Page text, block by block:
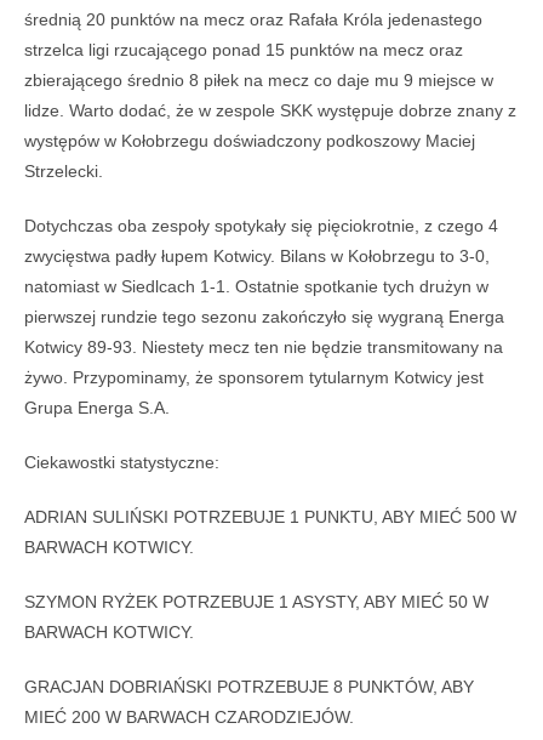
średnią 20 punktów na mecz oraz Rafała Króla jedenastego
strzelca ligi rzucającego ponad 15 punktów na mecz oraz
zbierającego średnio 8 piłek na mecz co daje mu 9 miejsce w
lidze. Warto dodać, że w zespole SKK występuje dobrze znany z
występów w Kołobrzegu doświadczony podkoszowy Maciej
Strzelecki.
Dotychczas oba zespoły spotykały się pięciokrotnie, z czego 4
zwycięstwa padły łupem Kotwicy. Bilans w Kołobrzegu to 3-0,
natomiast w Siedlcach 1-1. Ostatnie spotkanie tych drużyn w
pierwszej rundzie tego sezonu zakończyło się wygraną Energa
Kotwicy 89-93. Niestety mecz ten nie będzie transmitowany na
żywo. Przypominamy, że sponsorem tytularnym Kotwicy jest
Grupa Energa S.A.
Ciekawostki statystyczne:
ADRIAN SULIŃSKI POTRZEBUJE 1 PUNKTU, ABY MIEĆ 500 W
BARWACH KOTWICY.
SZYMON RYŻEK POTRZEBUJE 1 ASYSTY, ABY MIEĆ 50 W
BARWACH KOTWICY.
GRACJAN DOBRIAŃSKI POTRZEBUJE 8 PUNKTÓW, ABY
MIEĆ 200 W BARWACH CZARODZIEJÓW.